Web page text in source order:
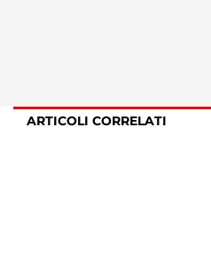
ARTICOLI CORRELATI